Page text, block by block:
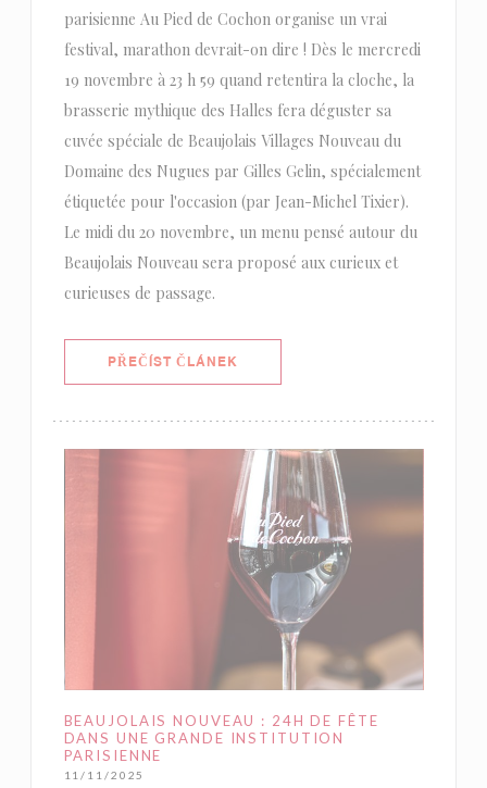
parisienne Au Pied de Cochon organise un vrai
festival, marathon devrait-on dire ! Dès le mercredi
19 novembre à 23 h 59 quand retentira la cloche, la
brasserie mythique des Halles fera déguster sa
cuvée spéciale de Beaujolais Villages Nouveau du
Domaine des Nugues par Gilles Gelin, spécialement
étiquetée pour l'occasion (par Jean-Michel Tixier).
Le midi du 20 novembre, un menu pensé autour du
Beaujolais Nouveau sera proposé aux curieux et
curieuses de passage.
PŘEČÍST ČLÁNEK
BEAUJOLAIS NOUVEAU : 24H DE FÊTE
DANS UNE GRANDE INSTITUTION
PARISIENNE
11/11/2025